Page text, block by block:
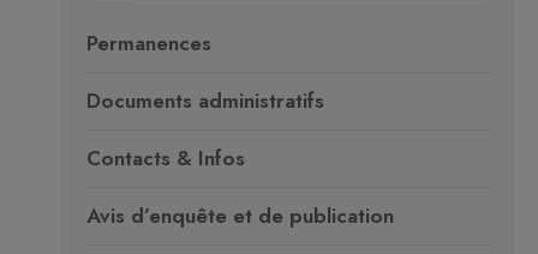
Permanences
Documents administratifs
Contacts & Infos
Avis d’enquête et de publication